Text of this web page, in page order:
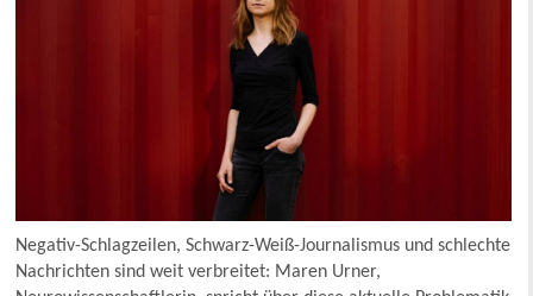
Negativ-Schlagzeilen, Schwarz-Weiß-Journalismus und schlechte
Nachrichten sind weit verbreitet: Maren Urner,